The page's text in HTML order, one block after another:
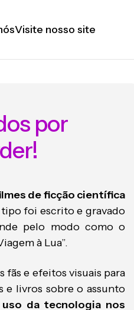
Visite nosso site
por
de ficção científica
foi escrito e gravado
pelo modo como o
à Lua”.
e efeitos visuais para
e livros sobre o assunto
da tecnologia nos